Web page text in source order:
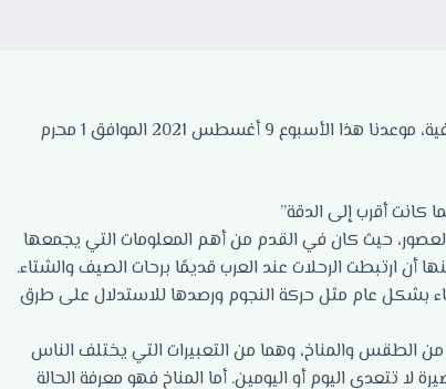
أهلا ومرحبا بكم في إثنينية ثقافية جديدة من إثنينيات الذييب الثقافية، موعدنا هذا الأسبوع 9 أغسطس 2021 الموافق 1 محرم
كانت أقرب إلى الدقة”
حيث كان في القدم من أهم المعلومات التي يجمعها
أن ارتبطت الرحلات عند العرب قديمًا برحات الصيف والشتاء.
بشكل عام مثل حركة النجوم ورصدها للاستدلال على طرق
الطقس والمناخ، وهما من التعبيرات التي يختلف الناس
لا تتعدى اليوم أو اليومين. أما المناخ فهو معرفة الحالة